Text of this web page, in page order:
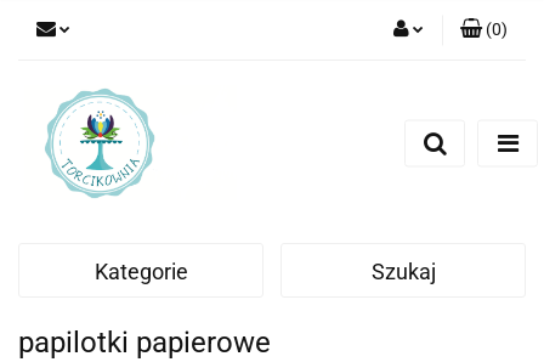
(0)
Kategorie Szukaj
papilotki papierowe